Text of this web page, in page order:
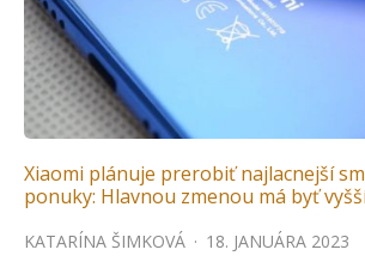
Xiaomi plánuje prerobiť najlacnejší
ponuky: Hlavnou zmenou má byť
KATARÍNA ŠIMKOVÁ · 18. JANUÁRA 2023